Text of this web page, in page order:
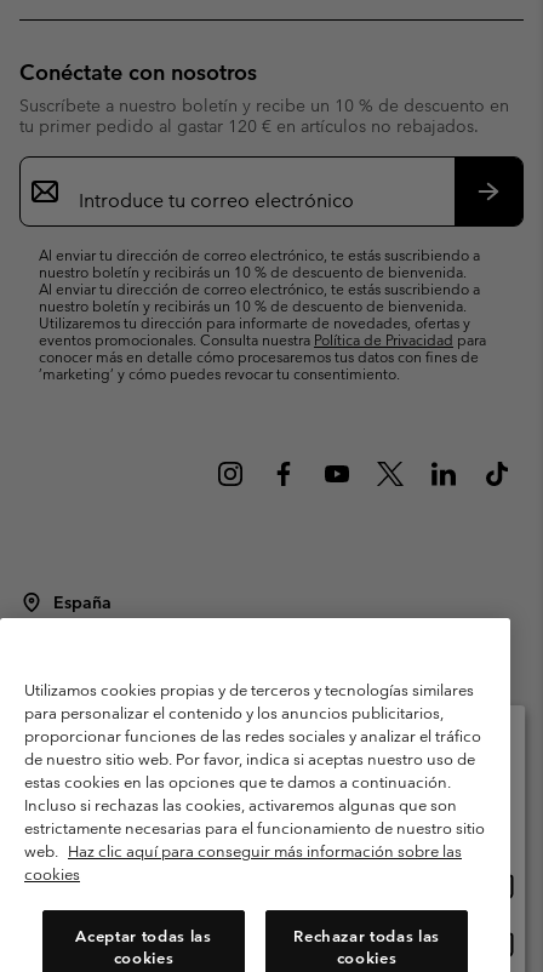
Conéctate con nosotros
Suscríbete a nuestro boletín y recibe un 10 % de descuento en
tu primer pedido al gastar 120 € en artículos no rebajados.
Suscripción
de
correo
Al enviar tu dirección de correo electrónico, te estás suscribiendo a
nuestro boletín y recibirás un 10 % de descuento de bienvenida.
Al enviar tu dirección de correo electrónico, te estás suscribiendo a
nuestro boletín y recibirás un 10 % de descuento de bienvenida.
Utilizaremos tu dirección para informarte de novedades, ofertas y
eventos promocionales. Consulta nuestra Política de Privacidad para
conocer más en detalle cómo procesaremos tus datos con fines de
’marketing’ y cómo puedes revocar tu consentimiento.
España
Condiciones de uso
Terminos de Venta
Garantía
Política de Privacidad
Términos y condiciones del programa de miembros
Términos De Uso Del Contenido Generado Por Los Usuarios
Impressum
Cookies Public CBCR
Servicio al cliente: Lu. - Vi. de 9:00 a 13:00 y de 14:00 a 18:00
Utilizamos cookies propias y de terceros y tecnologías similares
para personalizar el contenido y los anuncios publicitarios,
proporcionar funciones de las redes sociales y analizar el tráfico
de nuestro sitio web. Por favor, indica si aceptas nuestro uso de
estas cookies en las opciones que te damos a continuación.
Incluso si rechazas las cookies, activaremos algunas que son
estrictamente necesarias para el funcionamiento de nuestro sitio
web. Haz clic aquí para conseguir más información sobre las
cookies
Aceptar todas las
cookies
Rechazar todas las
cookies
Selecciona tu país e idioma envío
Compras en línea disponibles
línea
España